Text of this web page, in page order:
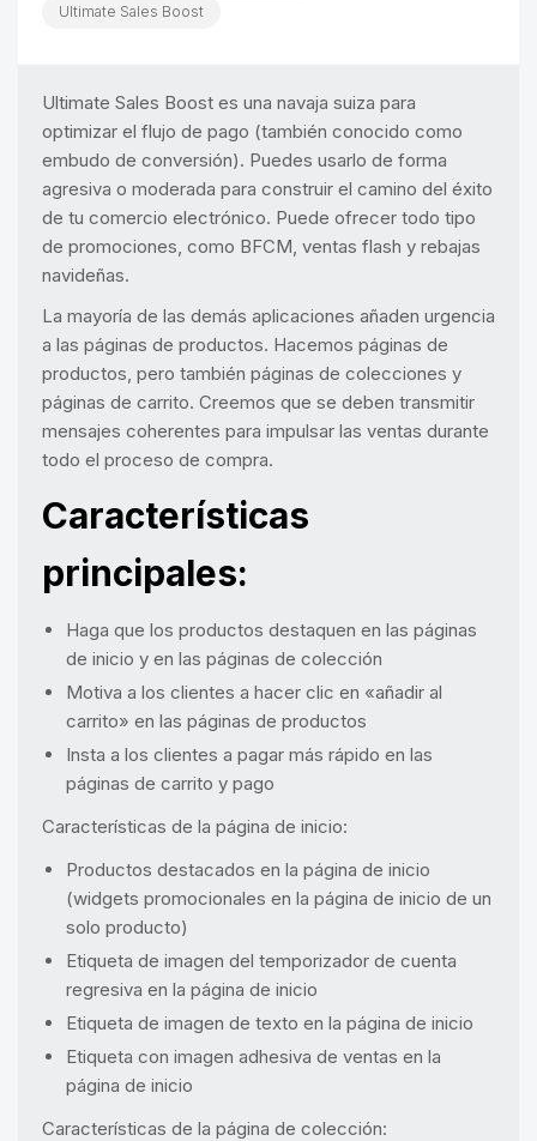
Ultimate Sales Boost
Ultimate Sales Boost es una navaja suiza para
optimizar el flujo de pago (también conocido como
embudo de conversión). Puedes usarlo de forma
agresiva o moderada para construir el camino del éxito
de tu comercio electrónico. Puede ofrecer todo tipo
de promociones, como BFCM, ventas flash y rebajas
navideñas.
La mayoría de las demás aplicaciones añaden urgencia
a las páginas de productos. Hacemos páginas de
productos, pero también páginas de colecciones y
páginas de carrito. Creemos que se deben transmitir
mensajes coherentes para impulsar las ventas durante
todo el proceso de compra.
Características
principales:
Haga que los productos destaquen en las páginas
de inicio y en las páginas de colección
Motiva a los clientes a hacer clic en «añadir al
carrito» en las páginas de productos
Insta a los clientes a pagar más rápido en las
páginas de carrito y pago
Características de la página de inicio:
Productos destacados en la página de inicio
(widgets promocionales en la página de inicio de un
solo producto)
Etiqueta de imagen del temporizador de cuenta
regresiva en la página de inicio
Etiqueta de imagen de texto en la página de inicio
Etiqueta con imagen adhesiva de ventas en la
página de inicio
Características de la página de colección: